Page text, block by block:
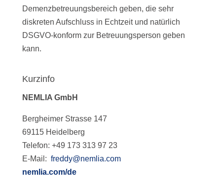
Demenzbetreuungsbereich geben, die sehr
diskreten Aufschluss in Echtzeit und natürlich
DSGVO-konform zur Betreuungsperson geben
kann.
Kurzinfo
NEMLIA GmbH
Bergheimer Strasse 147
69115 Heidelberg
Telefon: +49 173 313 97 23
E-Mail: freddy@nemlia.com
nemlia.com/de